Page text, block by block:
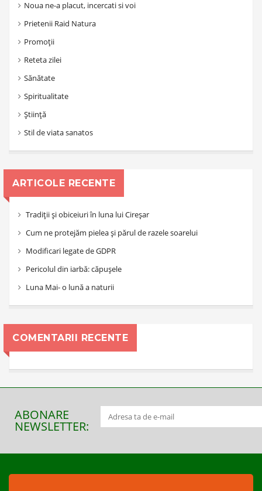
Noua ne-a placut, incercati si voi
Prietenii Raid Natura
Promoții
Reteta zilei
Sănătate
Spiritualitate
Știință
Stil de viata sanatos
ARTICOLE RECENTE
Tradiții și obiceiuri în luna lui Cireșar
Cum ne protejăm pielea și părul de razele soarelui
Modificari legate de GDPR
Pericolul din iarbă: căpușele
Luna Mai- o lună a naturii
COMENTARII RECENTE
ABONARE
NEWSLETTER: